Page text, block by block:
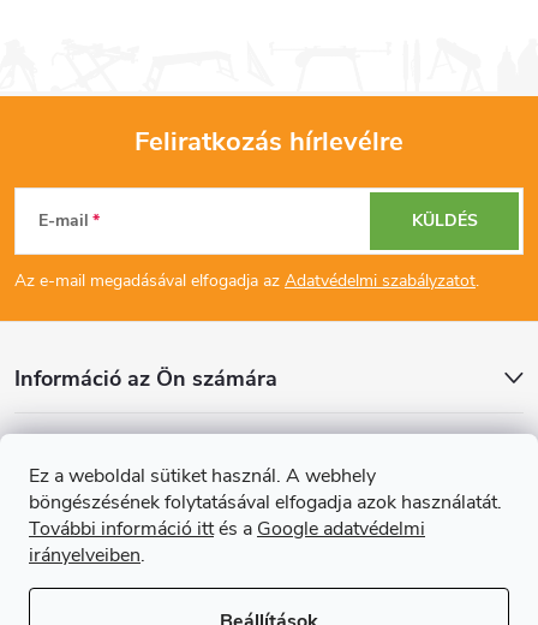
Ez a weboldal sütiket használ. A webhely
böngészésének folytatásával elfogadja azok használatát.
További információ ittés a Google adatvédelmi
irányelveiben.
L
á
b
é
Feliratkozás hírlevélre
E-mail
Az e-mail megadásával elfogadja az Adatvédelmi szabályzatot.
KÜLDÉS
Információ az Ön számára
Online fizetési lehetőséget biztosítunk